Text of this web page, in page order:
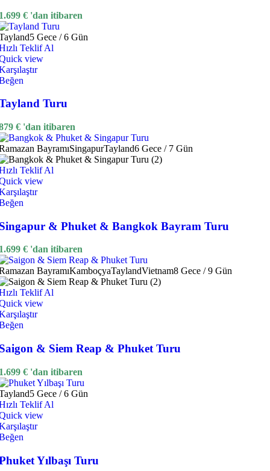
€ 'dan itibaren
5 Gece / 6 Gün
Teklif Al
view
Turu
€ 'dan itibaren
BayramıSingapurTayland6 Gece / 7 Gün
Teklif Al
view
& Phuket & Bangkok Bayram Turu
€ 'dan itibaren
BayramıKamboçyaTaylandVietnam8 Gece / 9 Gün
Teklif Al
view
& Siem Reap & Phuket Turu
€ 'dan itibaren
5 Gece / 6 Gün
Teklif Al
view
Yılbaşı Turu